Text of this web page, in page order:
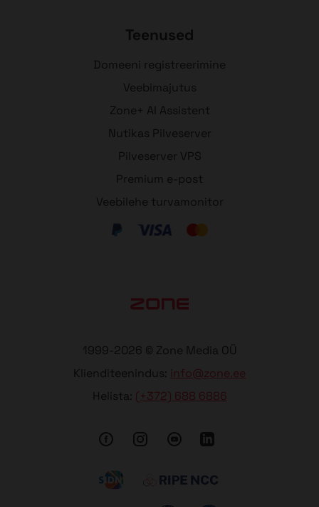
1999-2026 © Zone Media OÜ
Klienditeenindus: info@zone.ee
Helista: (+372) 688 6886
Teenused
Domeeni registreerimine
Veebimajutus
Zone+ AI Assistent
Nutikas Pilveserver
Pilveserver VPS
Premium e-post
Veebilehe turvamonitor